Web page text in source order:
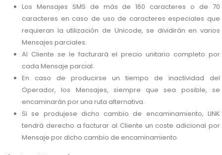
Los Mensajes SMS de más de 160 caracteres o de 70
caracteres en caso de uso de caracteres especiales que
requieran la utilización de Unicode, se dividirán en varios
Mensajes parciales.
Al Cliente se le facturará el precio unitario completo por
cada Mensaje parcial.
En caso de producirse un tiempo de inactividad del
Operador, los Mensajes, siempre que sea posible, se
encaminarán por una ruta alternativa.
Si se produjese dicho cambio de encaminamiento, LINK
tendrá derecho a facturar al Cliente un coste adicional por
Mensaje por dicho cambio de encaminamiento.